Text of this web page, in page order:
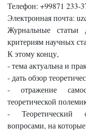
Телефон: +99871 233-
Электронная почта:
Журнальные статьи
критериям научных
К этому концу,
- тема актуальна и
- дать обзор
- отражение
теоретической
- Теоретический
вопросами, на